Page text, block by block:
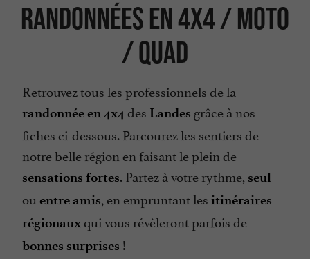
Randonnées en 4x4 / moto
/ Quad
Retrouvez tous les professionnels de la
randonnée en 4x4 des Landes grâce à nos
fiches ci-dessous. Parcourez les sentiers de
notre belle région en faisant le plein de
sensations fortes. Partez à votre rythme, seul
ou entre amis, en empruntant les itinéraires
régionauxqui vous révèleront parfois de
bonnes surprises !